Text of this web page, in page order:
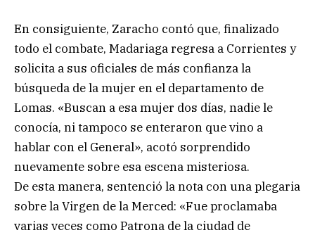
En consiguiente, Zaracho contó que, finalizado
todo el combate, Madariaga regresa a Corrientes y
solicita a sus oficiales de más confianza la
búsqueda de la mujer en el departamento de
Lomas. «Buscan a esa mujer dos días, nadie le
conocía, ni tampoco se enteraron que vino a
hablar con el General», acotó sorprendido
nuevamente sobre esa escena misteriosa.
De esta manera, sentenció la nota con una plegaria
sobre la Virgen de la Merced: «Fue proclamaba
varias veces como Patrona de la ciudad de